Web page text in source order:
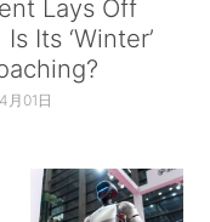
Lays Off
Its ‘Winter’
月01日